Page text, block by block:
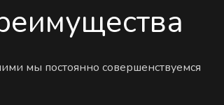
мы постоянно совершенствуемся